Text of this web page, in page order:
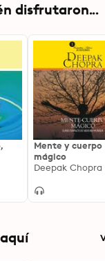
disfrutaron...
Mente y cuerpo
mágico
Deepak Chopra